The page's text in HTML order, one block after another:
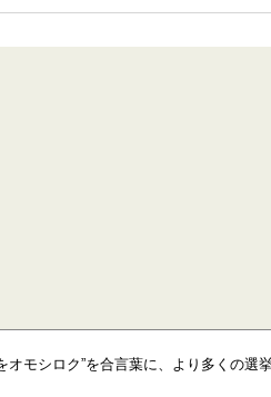
オモシロク”を合言葉に、より多くの